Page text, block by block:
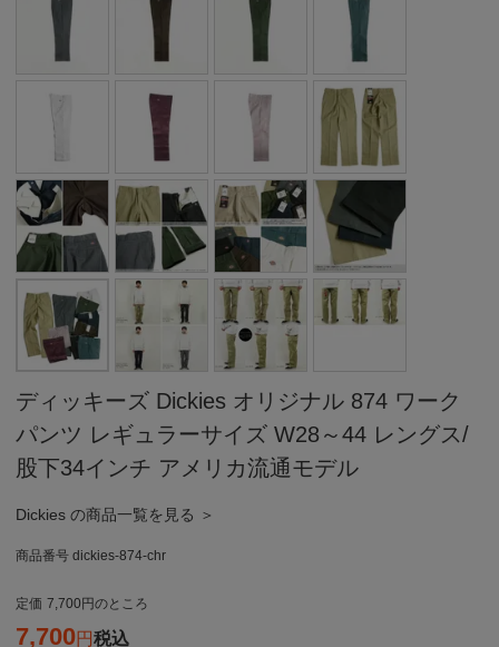
ディッキーズ Dickies オリジナル 874 ワーク
パンツ レギュラーサイズ W28～44 レングス/
股下34インチ アメリカ流通モデル
Dickies の商品一覧を見る ＞
商品番号 dickies-874-chr
定価 7,700 のところ
7,700 税込